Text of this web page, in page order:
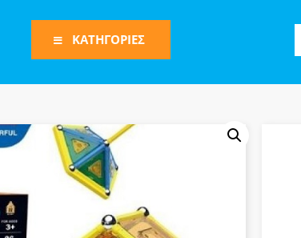
ΚΑΤΗΓΟΡΙΕΣ
Φιγούρες Δράσης
Φιγούρες
Τρένα